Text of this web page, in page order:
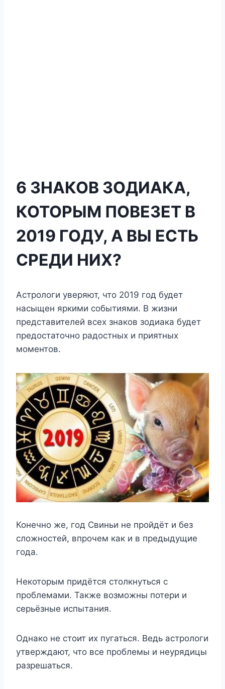
6 ЗНАКОВ ЗОДИАКА,
КОТОРЫМ ПОВЕЗЕТ В
2019 ГОДУ, А ВЫ ЕСТЬ
СРЕДИ НИХ?
Астрологи уверяют, что 2019 год будет
насыщен яркими событиями. В жизни
представителей всех знаков зодиака будет
предостаточно радостных и приятных
моментов.
Конечно же, год Свиньи не пройдёт и без
сложностей, впрочем как и в предыдущие
года.
Некоторым придётся столкнуться с
проблемами. Также возможны потери и
серьёзные испытания.
Однако не стоит их пугаться. Ведь астрологи
утверждают, что все проблемы и неурядицы
разрешаться.